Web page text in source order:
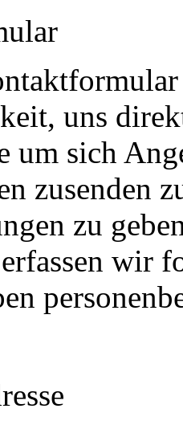
uns
um sich
zusenden
zu
wir